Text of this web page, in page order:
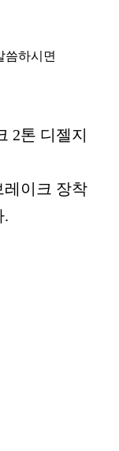
씀하시면
2톤 디젤지
레이크 장착
.